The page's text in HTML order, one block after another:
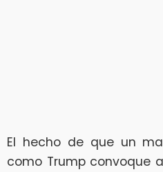
El hecho de que un
como Trump convoque a